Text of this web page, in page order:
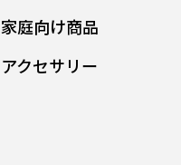
家庭向け商品
アクセサリー